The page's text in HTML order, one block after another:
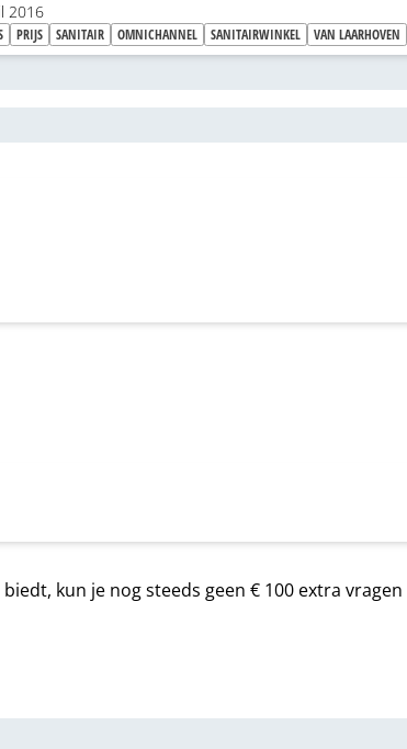
2016
PRIJS SANITAIR OMNICHANNEL SANITAIRWINKEL VAN LAARHOVEN
kun je nog steeds geen € 100 extra